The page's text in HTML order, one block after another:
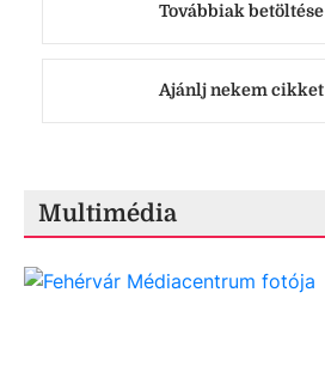
Továbbiak betöltése
Ajánlj nekem cikket
Multimédia